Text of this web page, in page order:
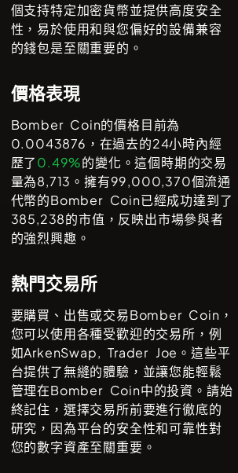
個支持特定加密貨幣並提供高度安全
性，易於使用和與您偏好的設備兼容
的錢包是至關重要的。
價格表現
Bomber Coin的價格目前為
0.0043876 ，在過去的24小時內經
歷了0.49%的變化。這個時期的交易
量為8,713 。擁有99,000,370個流通
代幣的Bomber Coin已經成功達到了
385,238的市值，反映出市場參與者
的強烈興趣。
熱門交易所
要購買、出售或交易Bomber Coin ，
您可以使用各種受歡迎的交易所，例
如ArkenSwap, Trader Joe 。這些平
台提供了無縫的體驗，並讓您能輕鬆
管理在Bomber Coin中的投資。請始
終記住，選擇交易所前要進行徹底的
研究，因為平台的安全性和可靠性對
您的數字資產至關重要。